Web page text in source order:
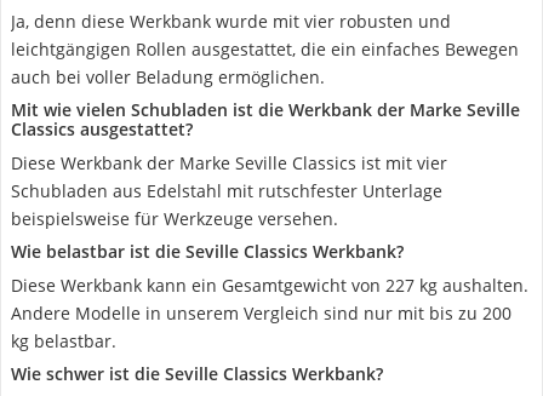
Ja, denn diese Werkbank wurde mit vier robusten und
leichtgängigen Rollen ausgestattet, die ein einfaches Bewegen
auch bei voller Beladung ermöglichen.
Mit wie vielen Schubladen ist die Werkbank der Marke Seville
Classics ausgestattet?
Diese Werkbank der Marke Seville Classics ist mit vier
Schubladen aus Edelstahl mit rutschfester Unterlage
beispielsweise für Werkzeuge versehen.
Wie belastbar ist die Seville Classics Werkbank?
Diese Werkbank kann ein Gesamtgewicht von 227 kg aushalten.
Andere Modelle in unserem Vergleich sind nur mit bis zu 200
kg belastbar.
Wie schwer ist die Seville Classics Werkbank?